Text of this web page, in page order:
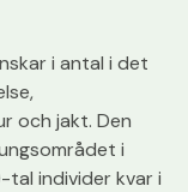
i antal i det
och jakt. Den
i
individer kvar i